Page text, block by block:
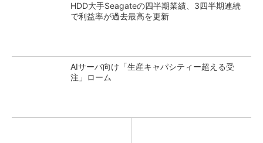
HDD大手Seagateの四半期業績、3四半期連続
で利益率が過去最高を更新
AIサーバ向け「生産キャパシティー超える受
注」ローム